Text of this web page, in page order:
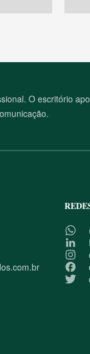
O escritório